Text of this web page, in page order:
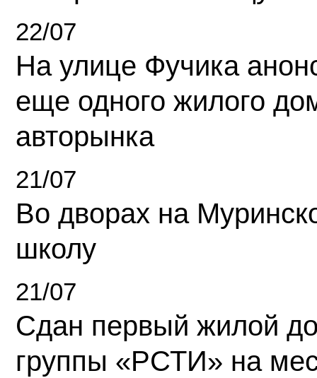
22/07
На улице Фучика
еще одного жилого
авторынка
21/07
Во дворах на
школу
21/07
Сдан первый жилой
группы «РСТИ» на